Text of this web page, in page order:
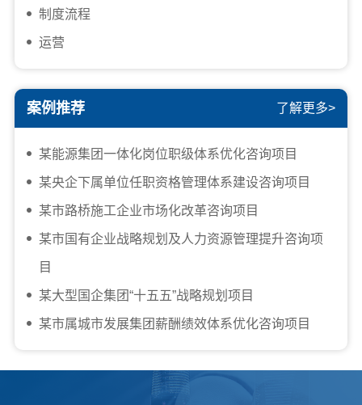
制度流程
运营
案例推荐 了解更多>
某能源集团一体化岗位职级体系优化咨询项目
某央企下属单位任职资格管理体系建设咨询项目
某市路桥施工企业市场化改革咨询项目
某市国有企业战略规划及人力资源管理提升咨询项
目
某大型国企集团“十五五”战略规划项目
某市属城市发展集团薪酬绩效体系优化咨询项目